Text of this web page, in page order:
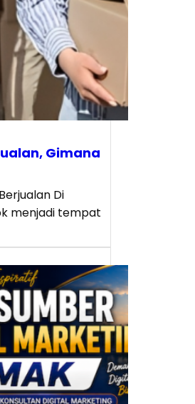
Gimana
Di
menjadi tempat